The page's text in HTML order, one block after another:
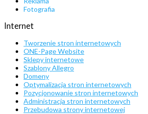
Fotografia
Internet
Tworzenie stron internetowych
ONE-Page Website
Sklepy internetowe
Szablony Allegro
Domeny
Optymalizacja stron internetowych
Pozycjonowanie stron internetowych
Administracja stron internetowych
Przebudowa strony internetowej